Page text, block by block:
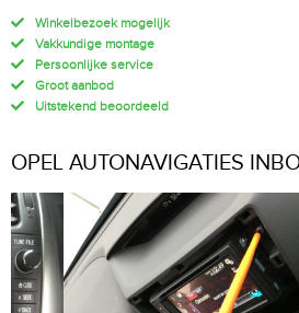
Winkelbezoek mogelijk
Vakkundige montage
Persoonlijke service
Groot aanbod
Uitstekend beoordeeld
OPEL AUTONAVIGATIES